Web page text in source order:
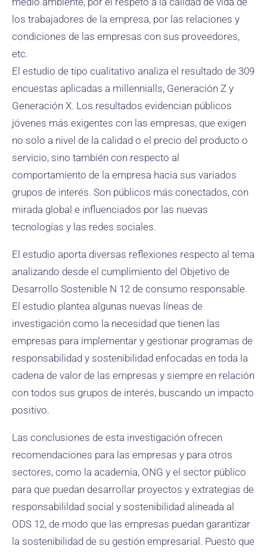
los trabajadores de la empresa, por las relaciones y
condiciones de las empresas con sus proveedores,
etc.
El estudio de tipo cualitativo analiza el resultado de 309
encuestas aplicadas a millennialls, Generación Z y
Generación X. Los resultados evidencian públicos
jóvenes más exigentes con las empresas, que exigen
no solo a nivel de la calidad o el precio del producto o
servicio, sino también con respecto al
comportamiento de la empresa hacia sus variados
grupos de interés. Son públicos más conectados, con
mirada global e influenciados por las nuevas
tecnologías y las redes sociales.
El estudio aporta diversas reflexiones respecto al tema
analizando desde el cumplimiento del Objetivo de
Desarrollo Sostenible N 12 de consumo responsable.
El estudio plantea algunas nuevas líneas de
investigación como la necesidad que tienen las
empresas para implementar y gestionar programas de
responsabilidad y sostenibilidad enfocadas en toda la
cadena de valor de las empresas y siempre en relación
con todos sus grupos de interés, buscando un impacto
positivo.
Las conclusiones de esta investigación ofrecen
recomendaciones para las empresas y para otros
sectores, como la academia, ONG y el sector público
para que puedan desarrollar proyectos y extrategias de
responsabilildad social y sostenibilidad alineada al
ODS 12, de modo que las empresas puedan garantizar
la sostenibilidad de su gestión empresarial. Puesto que